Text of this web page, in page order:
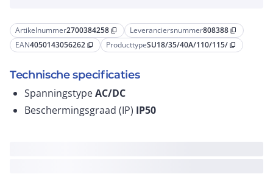
Artikelnummer2700384258 content_copy Leveranciersnummer808388 content_copy
EAN4050143056262 content_copy ProducttypeSU18/35/40A/110/115/ content_copy
Technische specificaties
SpanningstypeAC/DC
Beschermingsgraad (IP) IP50